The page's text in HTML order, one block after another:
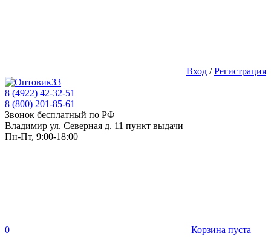
Вход /Регистрация
8 (4922) 42-32-51
8 (800) 201-85-61
Звонок бесплатный по РФ
Владимир ул. Северная д. 11 пункт выдачи
Пн-Пт, 9:00-18:00
0 Корзина пуста